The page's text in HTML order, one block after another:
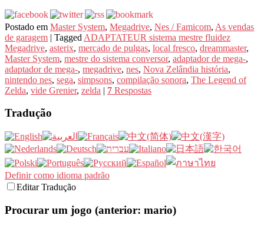
Postado em Master System, Megadrive, Nes / Famicom, As vendas
de garagem | Tagged ADAPTATEUR sistema mestre fluidez
Megadrive, asterix, mercado de pulgas, local fresco, dreammaster,
Master System, mestre do sistema conversor, adaptador de mega-,
adaptador de mega-, megadrive, nes, Nova Zelândia história,
nintendo nes, sega, simpsons, compilação sonora, The Legend of
Zelda, vide Grenier, zelda | 7 Respostas
Tradução
Definir como idioma padrão
Editar Tradução
Procurar um jogo (anterior: mario)